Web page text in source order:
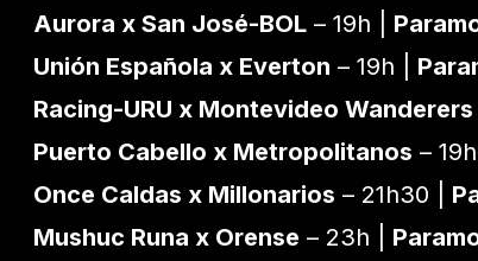
Aurora x San José-BOL – 19h |
Unión Española x Everton – 19h |
Racing-URU x Montevideo Wanderers
Puerto Cabello x Metropolitanos –
Once Caldas x Millonarios – 21h30 |
Mushuc Runa x Orense – 23h |